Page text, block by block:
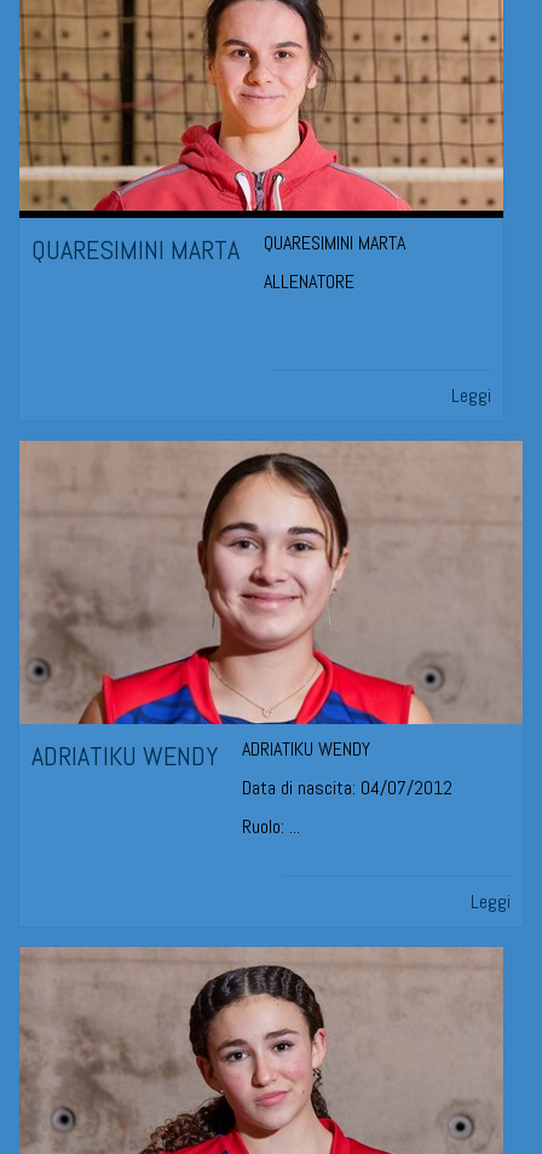
QUARESIMINI MARTA
QUARESIMINI MARTA
ALLENATORE
Leggi
ADRIATIKU WENDY
ADRIATIKU WENDY
Data di nascita: 04/07/2012
Ruolo: ...
Leggi